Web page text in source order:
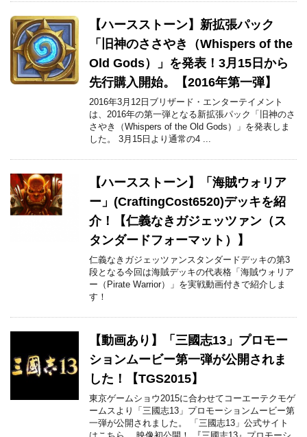
【ハースストーン】新拡張パック
「旧神のささやき（Whispers of the
Old Gods）」を発表！3月15日から
先行購入開始。【2016年第一弾】
2016年3月12日ブリザード・エンターテイメント
は、2016年の第一弾となる新拡張パック「旧神のさ
さやき（Whispers of the Old Gods）」を発表しま
した。 3月15日より通常の4 ...
【ハースストーン】「海賊ウォリア
ー」(CraftingCost6520)デッキを紹
介！【仁義なきガジェッツァン（ス
タンダードフォーマット）】
仁義なきガジェッツァンスタンダードデッキの第3
段となる今回は海賊デッキの代表格「海賊ウォリア
ー（Pirate Warrior）」を実戦動画付きで紹介しま
す！
【動画あり】「三國志13」プロモー
ションムービー第一弾が公開されま
した！【TGS2015】
東京ゲームショウ2015に合わせてコーエーテクモゲ
ームスより「三國志13」プロモーションムービー第
一弾が公開されました。 「三國志13」公式サイト